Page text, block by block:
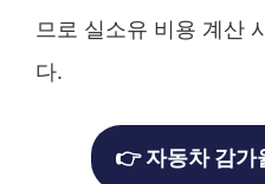
므로 실소유 비용 계산
다.
👉 자동차 감가